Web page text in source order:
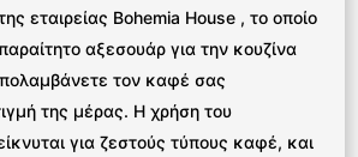
εταιρείας Bohemia House , το οποίο
αξεσουάρ για την κουζίνα
τον καφέ σας
της μέρας. Η χρήση του
για ζεστούς τύπους καφέ, και